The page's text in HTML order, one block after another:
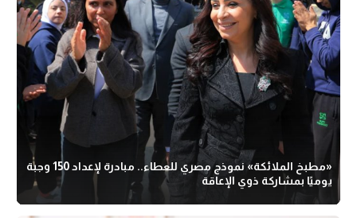
«مطبخ الملائكة» نموذج مصري للعطاء.. مبادرة لإعداد 150 وجبة
يوميًا بمشاركة ذوي الإعاقة